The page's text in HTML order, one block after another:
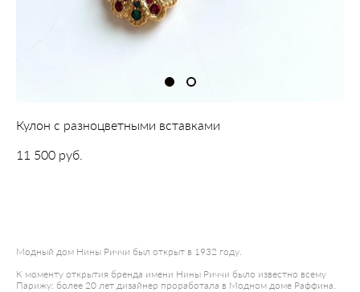
Кулон с разноцветными вставками
11 500 pуб.
Модный дом Нины Риччи был открыт в 1932 году.⠀
К моменту открытия бренда имени Нины Риччи было известно всему
Парижу: более 20 лет дизайнер проработала в Модном доме Раффина.